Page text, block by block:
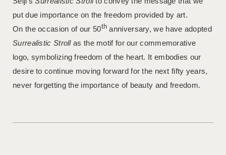
put due importance on the freedom provided by art.
On the occasion of our 50th anniversary, we have adopted
Surrealistic Stroll as the motif for our commemorative
logo, symbolizing freedom of the heart. It embodies our
desire to continue moving forward for the next fifty years,
never forgetting the importance of beauty and freedom.